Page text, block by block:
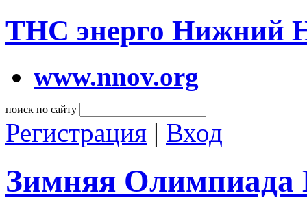
ТНС энерго Нижний
www.nnov.org
поиск по сайту
Регистрация | Вход
Зимняя Олимпиада